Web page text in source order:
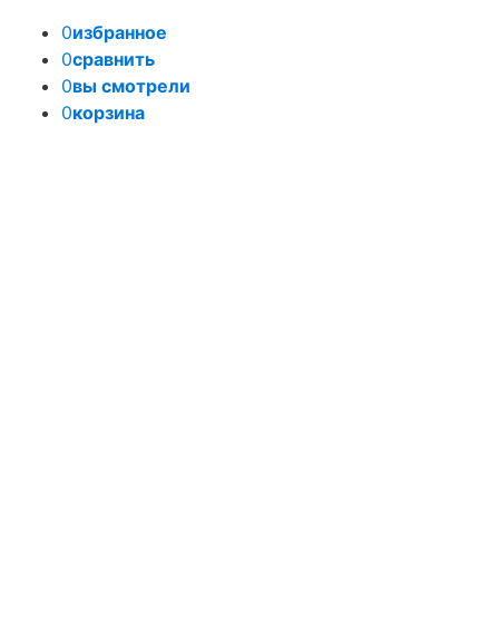
0избранное
0сравнить
0вы смотрели
0корзина